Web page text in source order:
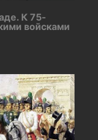
К 75-
войсками